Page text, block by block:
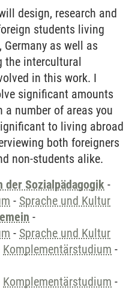
design, research and
students living
as well as
the intercultural
in this work. I
significant amounts
a number of areas you
to living abroad
both foreigners
non-students alike.
der Sozialpädagogik -
- Sprache und Kultur
-
- Sprache und Kultur
Komplementärstudium -
Komplementärstudium -